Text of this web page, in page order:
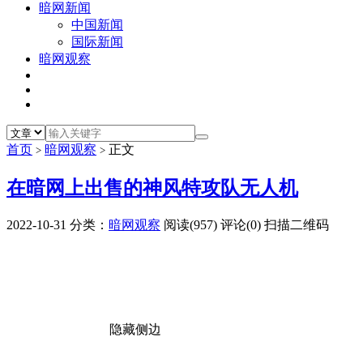
暗网新闻
中国新闻
国际新闻
暗网观察
首页 > 暗网观察 > 正文
在暗网上出售的神风特攻队无人机
2022-10-31 分类： 暗网观察 阅读(957) 评论(0) 扫描二维码
隐藏侧边